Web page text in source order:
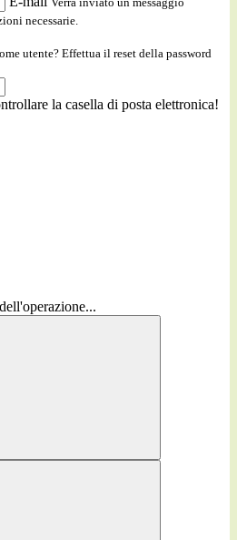
necessarie.
utente? Effettua il reset della password
la casella di posta elettronica!